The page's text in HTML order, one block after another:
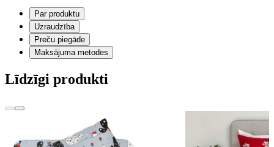
Par produktu
Uzraudzība
Preču piegāde
Maksājuma metodes
Līdzīgi produkti